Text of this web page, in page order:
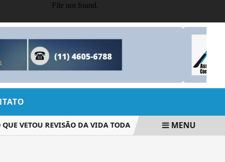
VETOU REVISÃO DA VIDA TODA COMISSÃO APROVA
MENU